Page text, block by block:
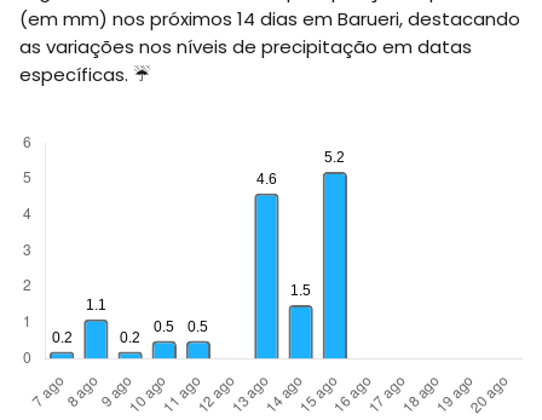
(em mm) nos próximos 14 dias em Barueri, destacando
as variações nos níveis de precipitação em datas
específicas. ☔